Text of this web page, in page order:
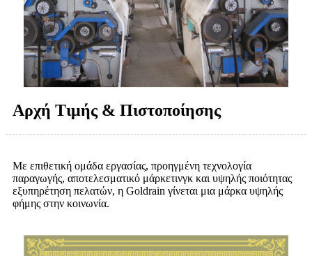
Αρχή Τιμής & Πιστοποίησης
Με επιθετική ομάδα εργασίας, προηγμένη τεχνολογία
παραγωγής, αποτελεσματικό μάρκετινγκ και υψηλής ποιότητας
εξυπηρέτηση πελατών, η Goldrain γίνεται μια μάρκα υψηλής
φήμης στην κοινωνία.